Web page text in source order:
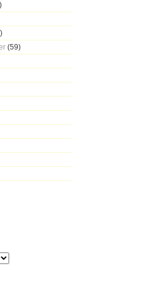
(59)